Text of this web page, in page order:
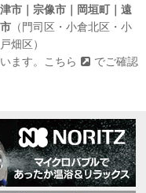
市｜宗像市｜岡垣町｜遠
（門司区・小倉北区・小
畑区）
ます。
こちら
でご確認